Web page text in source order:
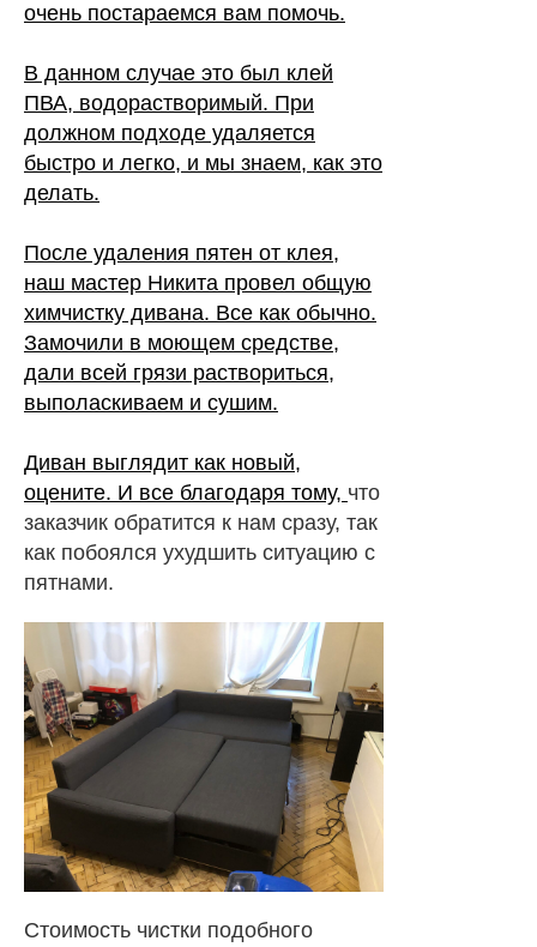
очень постараемся вам помочь.
В данном случае это был клей
ПВА, водорастворимый. При
должном подходе удаляется
быстро и легко, и мы знаем, как это
делать.
После удаления пятен от клея,
наш мастер Никита провел общую
химчистку дивана. Все как обычно.
Замочили в моющем средстве,
дали всей грязи раствориться,
выполаскиваем и сушим.
Диван выглядит как новый,
оцените. И все благодаря тому, что
заказчик обратится к нам сразу, так
как побоялся ухудшить ситуацию с
пятнами.
Стоимость чистки подобного